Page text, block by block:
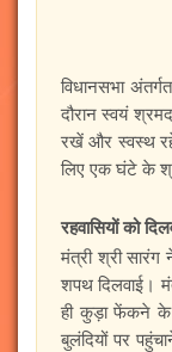
विधानसभा
दौरान स्वयं
रखें और स्वस्थ
लिए एक घंटे के
रहवासियों को
मंत्री श्री सारंग
शपथ दिलवाई।
ही कुड़ा फेंकने के
बुलंदियों पर